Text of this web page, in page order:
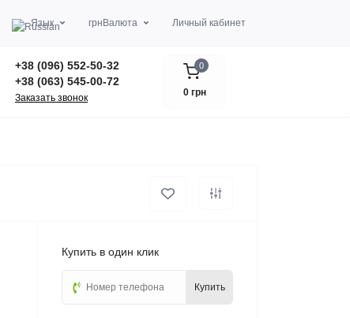
Язык грн Валюта Личный кабинет
+38 (096) 552-50-32
+38 (063) 545-00-72
Заказать звонок
0
0 грн
Купить в один клик
Купить